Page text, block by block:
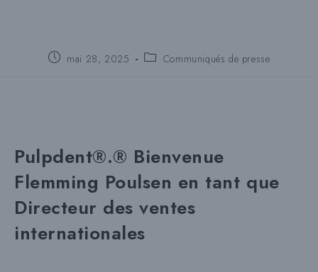
Postemai 28, 2025
Catégorie
Communiqués de presse
Pulpdent®.® Bienvenue
Flemming Poulsen en tant que
Directeur des ventes
internationales